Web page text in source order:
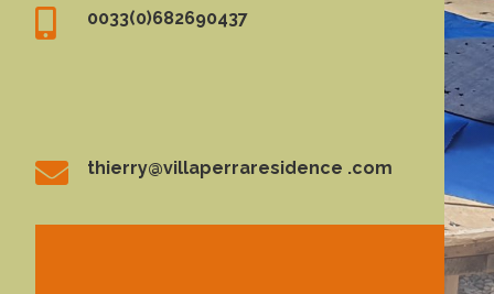
 0033(0)682690437
 thierry@villaperraresidence .com